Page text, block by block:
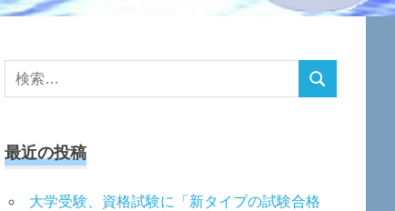
検
検
最近の投稿
大学受験、資格試験に「新タイプの試験合格